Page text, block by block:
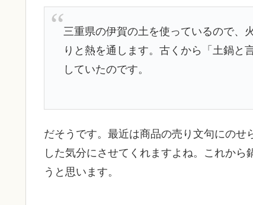
三重県の伊賀の土を使っているので、
りと熱を通します。古くから「土鍋と
していたのです。
だそうです。最近は商品の売り文句にの
した気分にさせてくれますよね。これか
うと思います。